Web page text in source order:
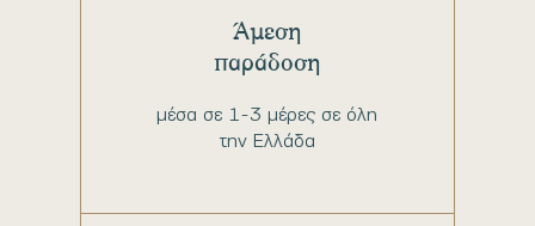
μέσα σε 1-3 μέρες σε όλη
την Ελλάδα
Άμεση
παράδοση